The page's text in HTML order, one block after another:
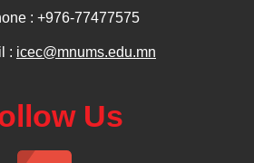
: +976-77477575
: icec@mnums.edu.mn
Us